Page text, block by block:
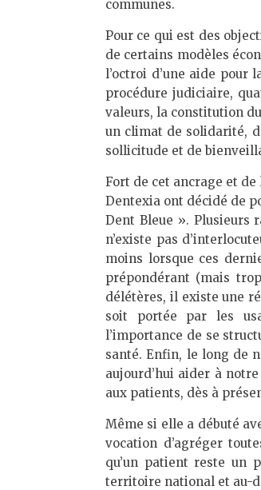
communes.
Pour ce qui est des
de certains modèles
l’octroi d’une aide pour
procédure judiciaire,
valeurs, la constitution
un climat de solidarité,
sollicitude et de
Fort de cet ancrage et
Dentexia ont décidé de
Dent Bleue ». Plusieurs
n’existe pas
moins lorsque ces
prépondérant (mais
délétères, il existe une
soit portée par les
l’importance de se
santé. Enfin, le long de
aujourd’hui aider à
aux patients, dès à
Même si elle a débuté
vocation d’agréger
qu’un patient reste un
territoire national et au-